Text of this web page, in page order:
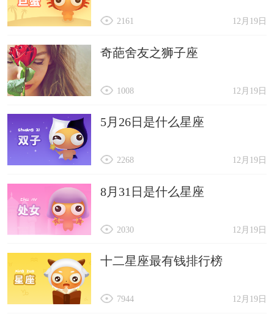
12月19日
2161
奇葩舍友之狮子座
12月19日
1008
5月26日是什么星座
12月19日
2268
8月31日是什么星座
12月19日
2030
十二星座最有钱排行榜
12月19日
7944